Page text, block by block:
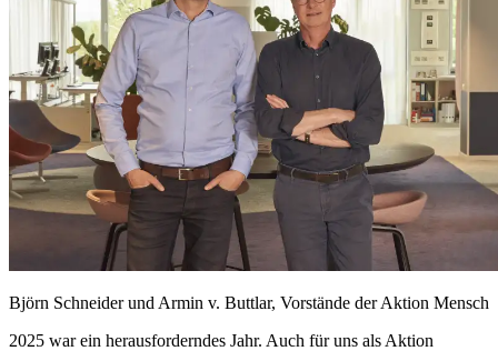
Björn Schneider und Armin v. Buttlar, Vorstände der Aktion Mensch
2025 war ein herausforderndes Jahr. Auch für uns als Aktion